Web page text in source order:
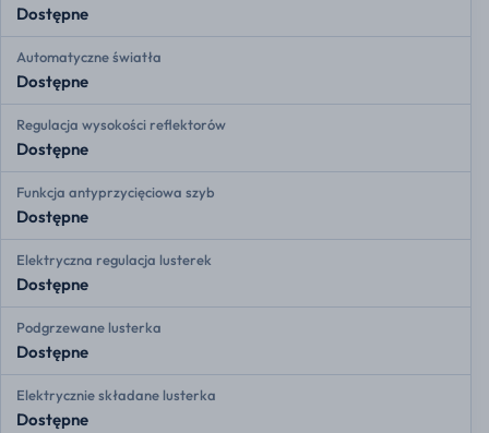
Dostępne
Automatyczne światła
Dostępne
Regulacja wysokości reflektorów
Dostępne
Funkcja antyprzycięciowa szyb
Dostępne
Elektryczna regulacja lusterek
Dostępne
Podgrzewane lusterka
Dostępne
Elektrycznie składane lusterka
Dostępne